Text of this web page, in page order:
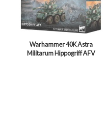
Warhammer 40K Astra
Militarum Hippogriff AFV